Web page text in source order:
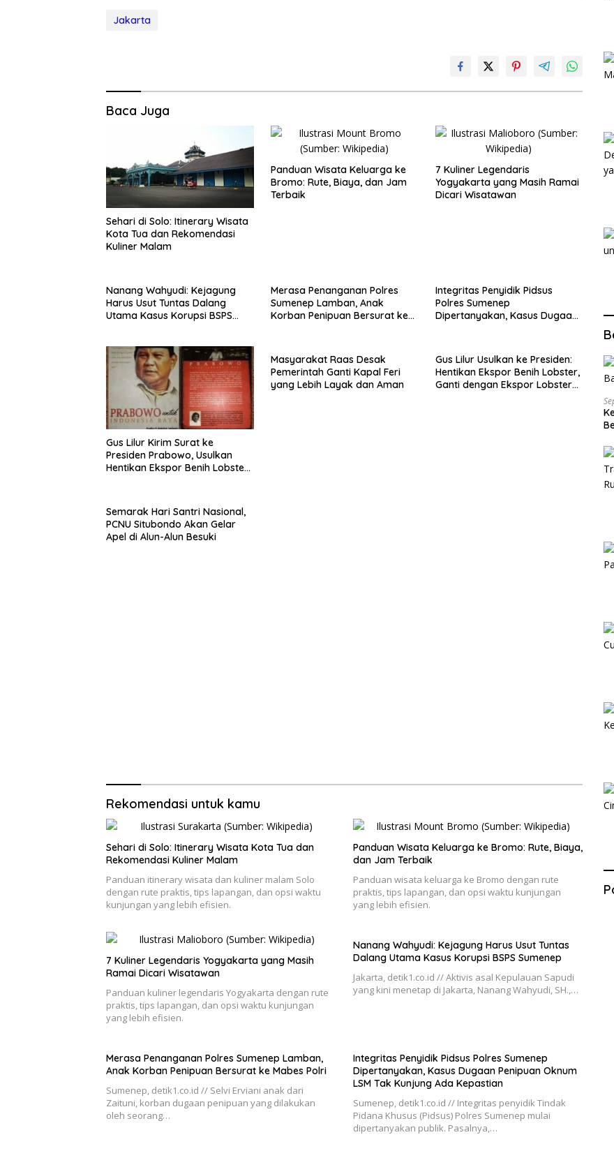
Jakarta
Baca Juga
Sehari di Solo: Itinerary Wisata
Kota Tua dan Rekomendasi
Kuliner Malam
Panduan Wisata Keluarga ke
Bromo: Rute, Biaya, dan Jam
Terbaik
7 Kuliner Legendaris
Yogyakarta yang Masih Ramai
Dicari Wisatawan
Nanang Wahyudi: Kejagung
Harus Usut Tuntas Dalang
Utama Kasus Korupsi BSPS
Merasa Penanganan Polres
Sumenep Lamban, Anak
Korban Penipuan Bersurat ke
Integritas Penyidik Pidsus
Polres Sumenep
Dipertanyakan, Kasus Dugaan
Gus Lilur Kirim Surat ke
Presiden Prabowo, Usulkan
Hentikan Ekspor Benih Lobster
Masyarakat Raas Desak
Pemerintah Ganti Kapal Feri
yang Lebih Layak dan Aman
Gus Lilur Usulkan ke Presiden:
Hentikan Ekspor Benih Lobster,
Ganti dengan Ekspor Lobster
Semarak Hari Santri Nasional,
PCNU Situbondo Akan Gelar
Apel di Alun-Alun Besuki
Rekomendasi untuk kamu
Sehari di Solo: Itinerary Wisata Kota Tua dan
Rekomendasi Kuliner Malam
Panduan itinerary wisata dan kuliner malam Solo
dengan rute praktis, tips lapangan, dan opsi waktu
kunjungan yang lebih efisien.
Panduan Wisata Keluarga ke Bromo: Rute, Biaya,
dan Jam Terbaik
Panduan wisata keluarga ke Bromo dengan rute
praktis, tips lapangan, dan opsi waktu kunjungan
yang lebih efisien.
7 Kuliner Legendaris Yogyakarta yang Masih
Ramai Dicari Wisatawan
Panduan kuliner legendaris Yogyakarta dengan rute
praktis, tips lapangan, dan opsi waktu kunjungan
yang lebih efisien.
Nanang Wahyudi: Kejagung Harus Usut Tuntas
Dalang Utama Kasus Korupsi BSPS Sumenep
Jakarta, detik1.co.id // Aktivis asal Kepulauan Sapudi
yang kini menetap di Jakarta, Nanang Wahyudi, SH.,…
Merasa Penanganan Polres Sumenep Lamban,
Anak Korban Penipuan Bersurat ke Mabes Polri
Sumenep, detik1.co.id // Selvi Erviani anak dari
Zaituni, korban dugaan penipuan yang dilakukan
oleh seorang…
Integritas Penyidik Pidsus Polres Sumenep
Dipertanyakan, Kasus Dugaan Penipuan Oknum
LSM Tak Kunjung Ada Kepastian
Sumenep, detik1.co.id // Integritas penyidik Tindak
Pidana Khusus (Pidsus) Polres Sumenep mulai
dipertanyakan publik. Pasalnya,…